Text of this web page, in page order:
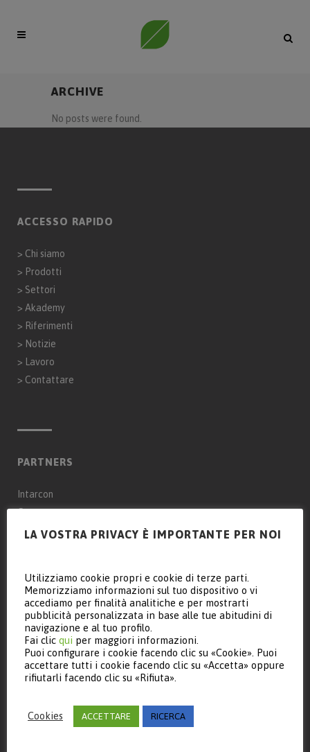
ARCHIVE
No posts were found.
ACCESSO RAPIDO
> Chi siamo
> Prodotti
> Settori
> Akademy
> Riferimenti
> Notizie
>
Lavoro
> Contattare
PARTNERS
Intarcon
Genaq
Keyter France SAS
Keyter Intarcon Schweiz
D3 Froid
Keyter Technologies, S.L.
LA VOSTRA PRIVACY È IMPORTANTE PER NOI
Utilizziamo cookie propri e cookie di terze parti.
Memorizziamo informazioni sul tuo dispositivo o vi
accediamo per finalità analitiche e per mostrarti
pubblicità personalizzata in base alle tue abitudini di
navigazione e al tuo profilo.
Fai clic qui per maggiori informazioni.
Puoi configurare i cookie facendo clic su «Cookie». Puoi
accettare tutti i cookie facendo clic su «Accetta» oppure
rifiutarli facendo clic su «Rifiuta».
Cookies ACCETTARE RICERCA